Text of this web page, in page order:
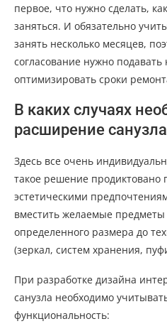
первое, что нужно сделать,
заняться. И обязательно
занять несколько месяцев,
согласование нужно
оптимизировать сроки
В каких случаях
расширение
Здесь все очень
такое решение продиктовано
эстетическими
вместить желаемые
определенного размера до
(зеркал, систем хранения,
При разработке дизайна
санузла необходимо
функциональность: